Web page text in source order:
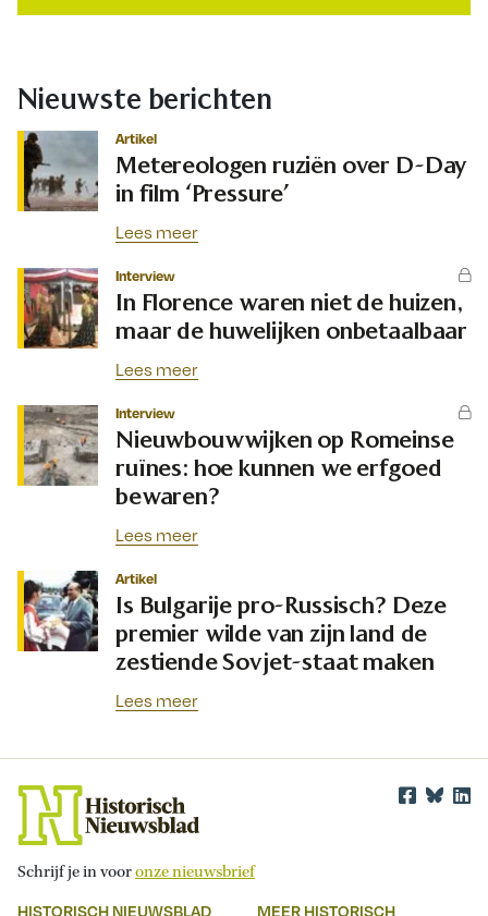
Nieuwste berichten
Artikel
Metereologen ruziën over D-Day
in film ‘Pressure’
Lees meer
Interview
In Florence waren niet de huizen,
maar de huwelijken onbetaalbaar
Lees meer
Interview
Nieuwbouwwijken op Romeinse
ruïnes: hoe kunnen we erfgoed
bewaren?
Lees meer
Artikel
Is Bulgarije pro-Russisch? Deze
premier wilde van zijn land de
zestiende Sovjet-staat maken
Lees meer
Schrijf je in vooronze nieuwsbrief
HISTORISCH NIEUWSBLAD MEER HISTORISCH